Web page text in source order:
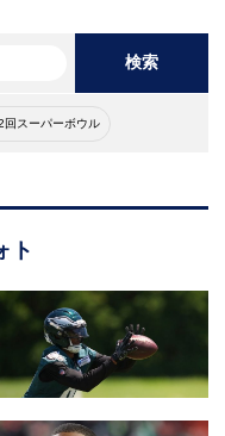
検索
回スーパーボウル
ト